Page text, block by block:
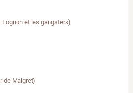
Lognon et les gangsters)
de Maigret)